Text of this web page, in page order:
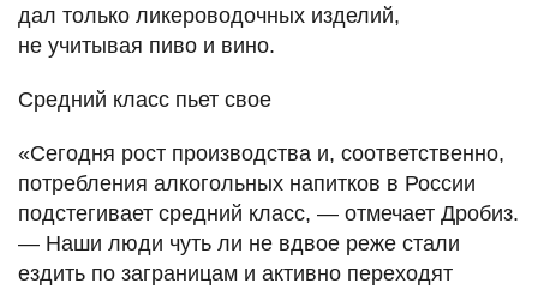
дал только ликероводочных изделий,
не учитывая пиво и вино.
Средний класс пьет свое
«Сегодня рост производства и, соответственно,
потребления алкогольных напитков в России
подстегивает средний класс, — отмечает Дробиз.
— Наши люди чуть ли не вдвое реже стали
ездить по заграницам и активно переходят